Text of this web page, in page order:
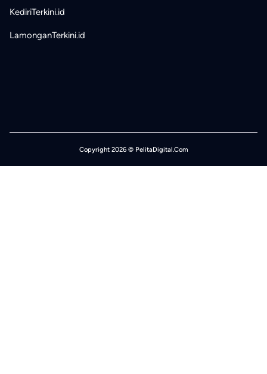
KediriTerkini.id
LamonganTerkini.id
Copyright 2026 © PelitaDigital.Com